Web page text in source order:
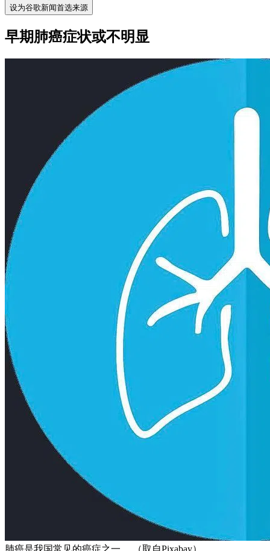
设为谷歌新闻首选来源
早期肺癌症状或不明显
肺癌是我国常见的癌症之一。 （取自Pixabay）